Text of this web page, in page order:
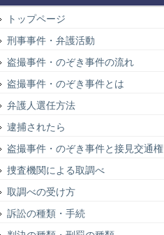
トップページ
刑事事件・弁護活動
盗撮事件・のぞき事件の流れ
盗撮事件・のぞき事件とは
弁護人選任方法
逮捕されたら
盗撮事件・のぞき事件と接見交通権
捜査機関による取調べ
取調べの受け方
訴訟の種類・手続